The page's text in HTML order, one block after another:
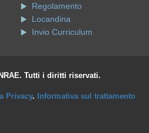
Regolamento
Locandina
Invio Curriculum
Tutti i diritti riservati.
Privacy. Informativa sul trattamento